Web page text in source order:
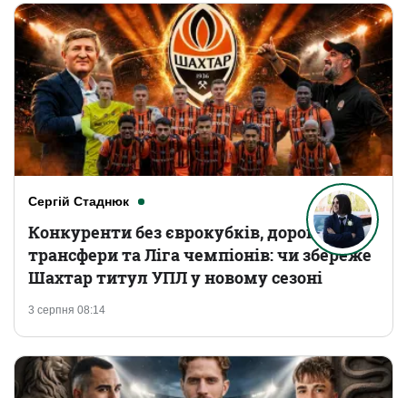
Сергій Стаднюк
3 серпня 08:14
Конкуренти без єврокубків, дорогі
трансфери та Ліга чемпіонів: чи збереже
Шахтар титул УПЛ у новому сезоні